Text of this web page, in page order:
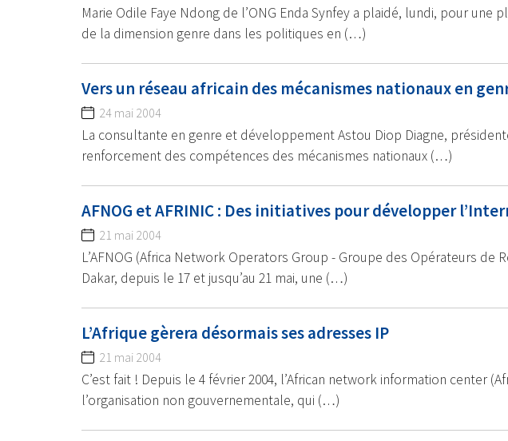
Marie Odile Faye Ndong de l’ONG Enda Synfey a plaidé, lundi, pour une
de la dimension genre dans les politiques en (…)
Vers un réseau africain des mécanismes nationaux en
24 mai 2004
La consultante en genre et développement Astou Diop Diagne,
renforcement des compétences des mécanismes nationaux (…)
AFNOG et AFRINIC : Des initiatives pour développer
21 mai 2004
L’AFNOG (Africa Network Operators Group - Groupe des Opérateurs de
Dakar, depuis le 17 et jusqu’au 21 mai, une (…)
L’Afrique gèrera désormais ses adresses IP
21 mai 2004
C’est fait ! Depuis le 4 février 2004, l’African network information center
l’organisation non gouvernementale, qui (…)